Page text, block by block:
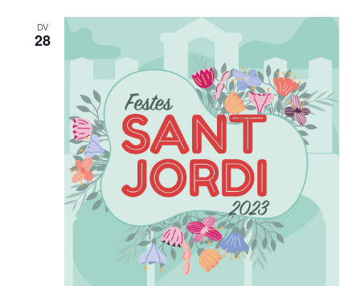
DV
28